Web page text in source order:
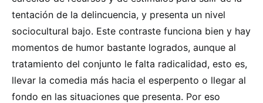
tentación de la delincuencia, y presenta un nivel
sociocultural bajo. Este contraste funciona bien y hay
momentos de humor bastante logrados, aunque al
tratamiento del conjunto le falta radicalidad, esto es,
llevar la comedia más hacia el esperpento o llegar al
fondo en las situaciones que presenta. Por eso